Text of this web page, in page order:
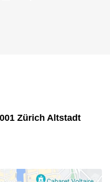
Zürich Altstadt